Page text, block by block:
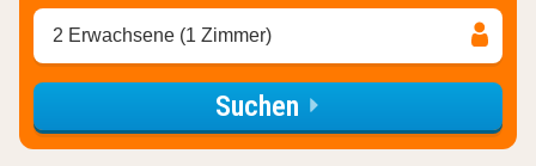
2 Erwachsene (1 Zimmer)
Suchen